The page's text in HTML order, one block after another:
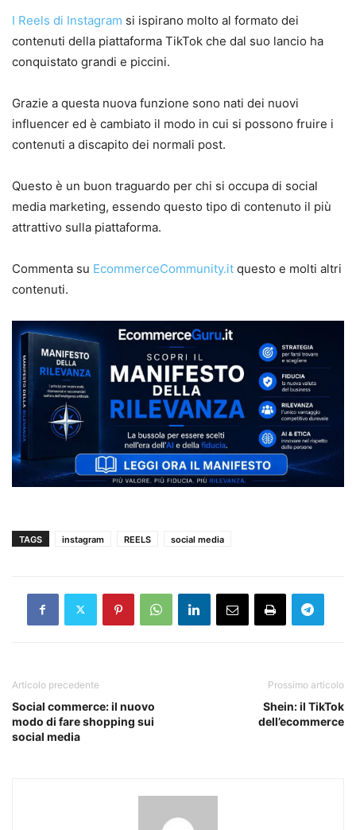
I Reels di Instagram si ispirano molto al formato dei
contenuti della piattaforma TikTok che dal suo lancio ha
conquistato grandi e piccini.
Grazie a questa nuova funzione sono nati dei nuovi
influencer ed è cambiato il modo in cui si possono fruire i
contenuti a discapito dei normali post.
Questo è un buon traguardo per chi si occupa di social
media marketing, essendo questo tipo di contenuto il più
attrattivo sulla piattaforma.
Commenta su EcommerceCommunity.it questo e molti altri
contenuti.
TAGS instagram REELS social media
Articolo precedente
Social commerce: il nuovo
modo di fare shopping sui
social media
Prossimo articolo
Shein: il TikTok
dell’ecommerce